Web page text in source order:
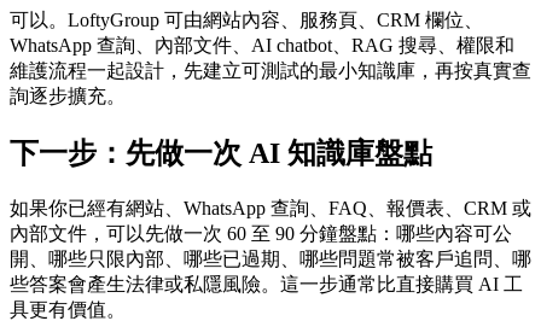
可以。LoftyGroup 可由網站內容、服務頁、CRM 欄位、
WhatsApp 查詢、內部文件、AI chatbot、RAG 搜尋、權限和
維護流程一起設計，先建立可測試的最小知識庫，再按真實查
詢逐步擴充。
下一步：先做一次 AI 知識庫盤點
如果你已經有網站、WhatsApp 查詢、FAQ、報價表、CRM 或
內部文件，可以先做一次 60 至 90 分鐘盤點：哪些內容可公
開、哪些只限內部、哪些已過期、哪些問題常被客戶追問、哪
些答案會產生法律或私隱風險。這一步通常比直接購買 AI 工
具更有價值。